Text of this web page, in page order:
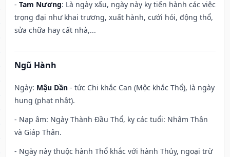
- Tam Nương: Là ngày xấu, ngày này kỵ tiến hành các việc
trọng đại như khai trương, xuất hành, cưới hỏi, động thổ,
sửa chữa hay cất nhà,...
Ngũ Hành
Ngày: Mậu Dần - tức Chi khắc Can (Mộc khắc Thổ), là ngày
hung (phạt nhật).
- Nạp âm: Ngày Thành Đầu Thổ, kỵ các tuổi: Nhâm Thân
và Giáp Thân.
- Ngày này thuộc hành Thổ khắc với hành Thủy, ngoại trừ